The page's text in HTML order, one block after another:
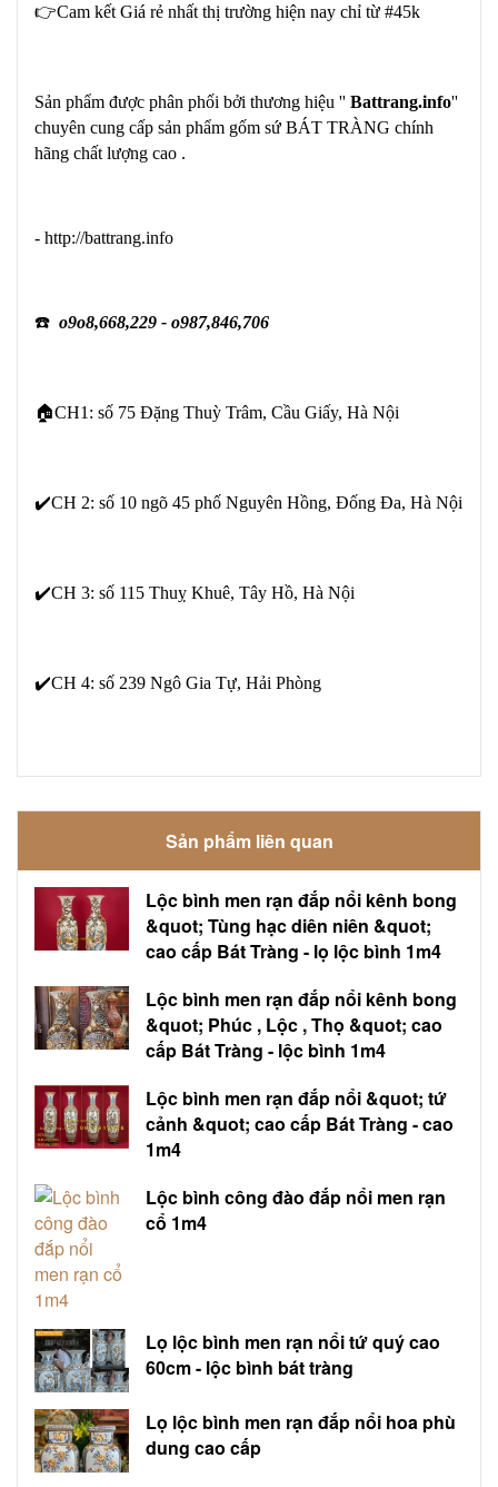
👉Cam kết Giá rẻ nhất thị trường hiện nay chỉ từ #45k
Sản phẩm được phân phối bởi thương hiệu '' Battrang.info''
chuyên cung cấp sản phẩm gốm sứ BÁT TRÀNG chính
hãng chất lượng cao .
- http://battrang.info
☎️ o9o8,668,229 - o987,846,706
🏠CH1: số 75 Đặng Thuỳ Trâm, Cầu Giấy, Hà Nội
✔️CH 2: số 10 ngõ 45 phố Nguyên Hồng, Đống Đa, Hà Nội
✔️CH 3: số 115 Thuỵ Khuê, Tây Hồ, Hà Nội
✔️CH 4: số 239 Ngô Gia Tự, Hải Phòng
Sản phẩm liên quan
Lộc bình men rạn đắp nổi kênh bong
&quot; Tùng hạc diên niên &quot;
cao cấp Bát Tràng - lọ lộc bình 1m4
Lộc bình men rạn đắp nổi kênh bong
&quot; Phúc , Lộc , Thọ &quot; cao
cấp Bát Tràng - lộc bình 1m4
Lộc bình men rạn đắp nổi &quot; tứ
cảnh &quot; cao cấp Bát Tràng - cao
1m4
Lộc bình công đào đắp nổi men rạn
cổ 1m4
Lọ lộc bình men rạn nổi tứ quý cao
60cm - lộc bình bát tràng
Lọ lộc bình men rạn đắp nổi hoa phù
dung cao cấp